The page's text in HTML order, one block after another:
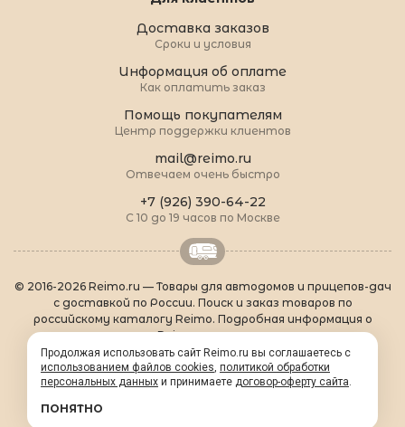
Доставка заказов
Сроки и условия
Информация об оплате
Как оплатить заказ
Помощь покупателям
Центр поддержки клиентов
mail@reimo.ru
Отвечаем очень быстро
+7 (926) 390-64-22
С 10 до 19 часов по Москве
© 2016-2026 Reimo.ru — Товары для автодомов и прицепов-дач
с доставкой по России. Поиск и заказ товаров по
российскому каталогу Reimo. Подробная информация о
товарах Reimo на русском языке.
О Reimo
| Популярные товары | Формальности
Контакты
| sitemap.xml
Продолжая использовать сайт Reimo.ru вы соглашаетесь с
использованием файлов cookies, политикой обработки
персональных данных и принимаете договор-оферту сайта.
ПОНЯТНО